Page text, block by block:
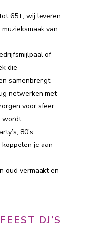
65+, wij leveren
van
of
die
samenbrengt.
netwerken met
voor sfeer
wordt.
80’s
je aan
oud vermaakt en
DJ’S